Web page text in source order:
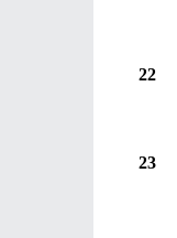
22
23